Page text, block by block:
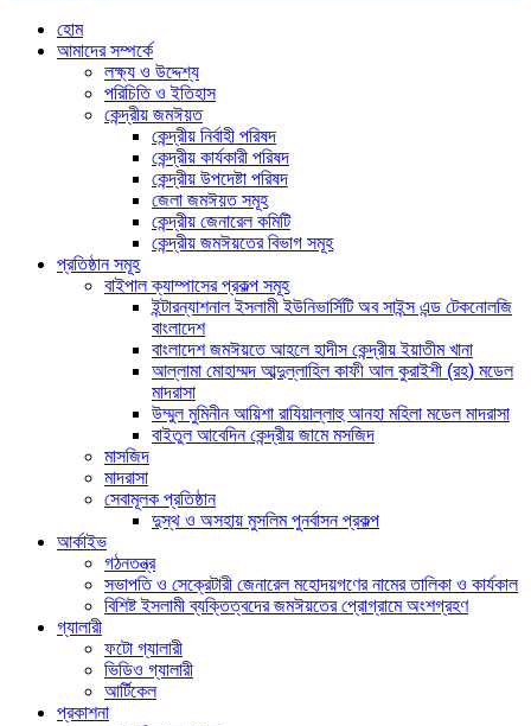
হোম
আমাদের সম্পর্কে
লক্ষ্য ও উদ্দেশ্য
পরিচিতি ও ইতিহাস
কেন্দ্রীয় জমঈয়ত
কেন্দ্রীয় নির্বাহী পরিষদ
কেন্দ্রীয় কার্যকারী পরিষদ
কেন্দ্রীয় উপদেষ্টা পরিষদ
জেলা জমঈয়ত সমূহ
কেন্দ্রীয় জেনারেল কমিটি
কেন্দ্রীয় জমঈয়তের বিভাগ সমূহ
প্রতিষ্ঠান সমূহ
বাইপাল ক্যাম্পাসের প্রকল্প সমূহ
ইন্টারন্যাশনাল ইসলামী ইউনিভার্সিটি অব সাইন্স এন্ড টেকনোলজি
বাংলাদেশ
বাংলাদেশ জমঈয়তে আহলে হাদীস কেন্দ্রীয় ইয়াতীম খানা
আল্লামা মোহাম্মদ আব্দুল্লাহিল কাফী আল কুরাইশী (রহ) মডেল
মাদরাসা
উম্মুল মুমিনীন আয়িশা রাযিয়াল্লাহু আনহা মহিলা মডেল মাদরাসা
বাইতুল আবেদিন কেন্দ্রীয় জামে মসজিদ
মাসজিদ
মাদরাসা
সেবামূলক প্রতিষ্ঠান
দুস্থ ও অসহায় মুসলিম পুনর্বাসন প্রকল্প
আর্কাইভ
গঠনতন্ত্র
সভাপতি ও সেক্রেটারী জেনারেল মহোদয়গণের নামের তালিকা ও কার্যকাল
বিশিষ্ট ইসলামী ব্যক্তিত্বদের জমঈয়তের প্রোগ্রামে অংশগ্রহণ
গ্যালারী
ফটো গ্যালারী
ভিডিও গ্যালারী
আর্টিকেল
প্রকাশনা